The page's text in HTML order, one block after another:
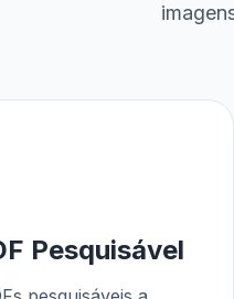
Pesquisável